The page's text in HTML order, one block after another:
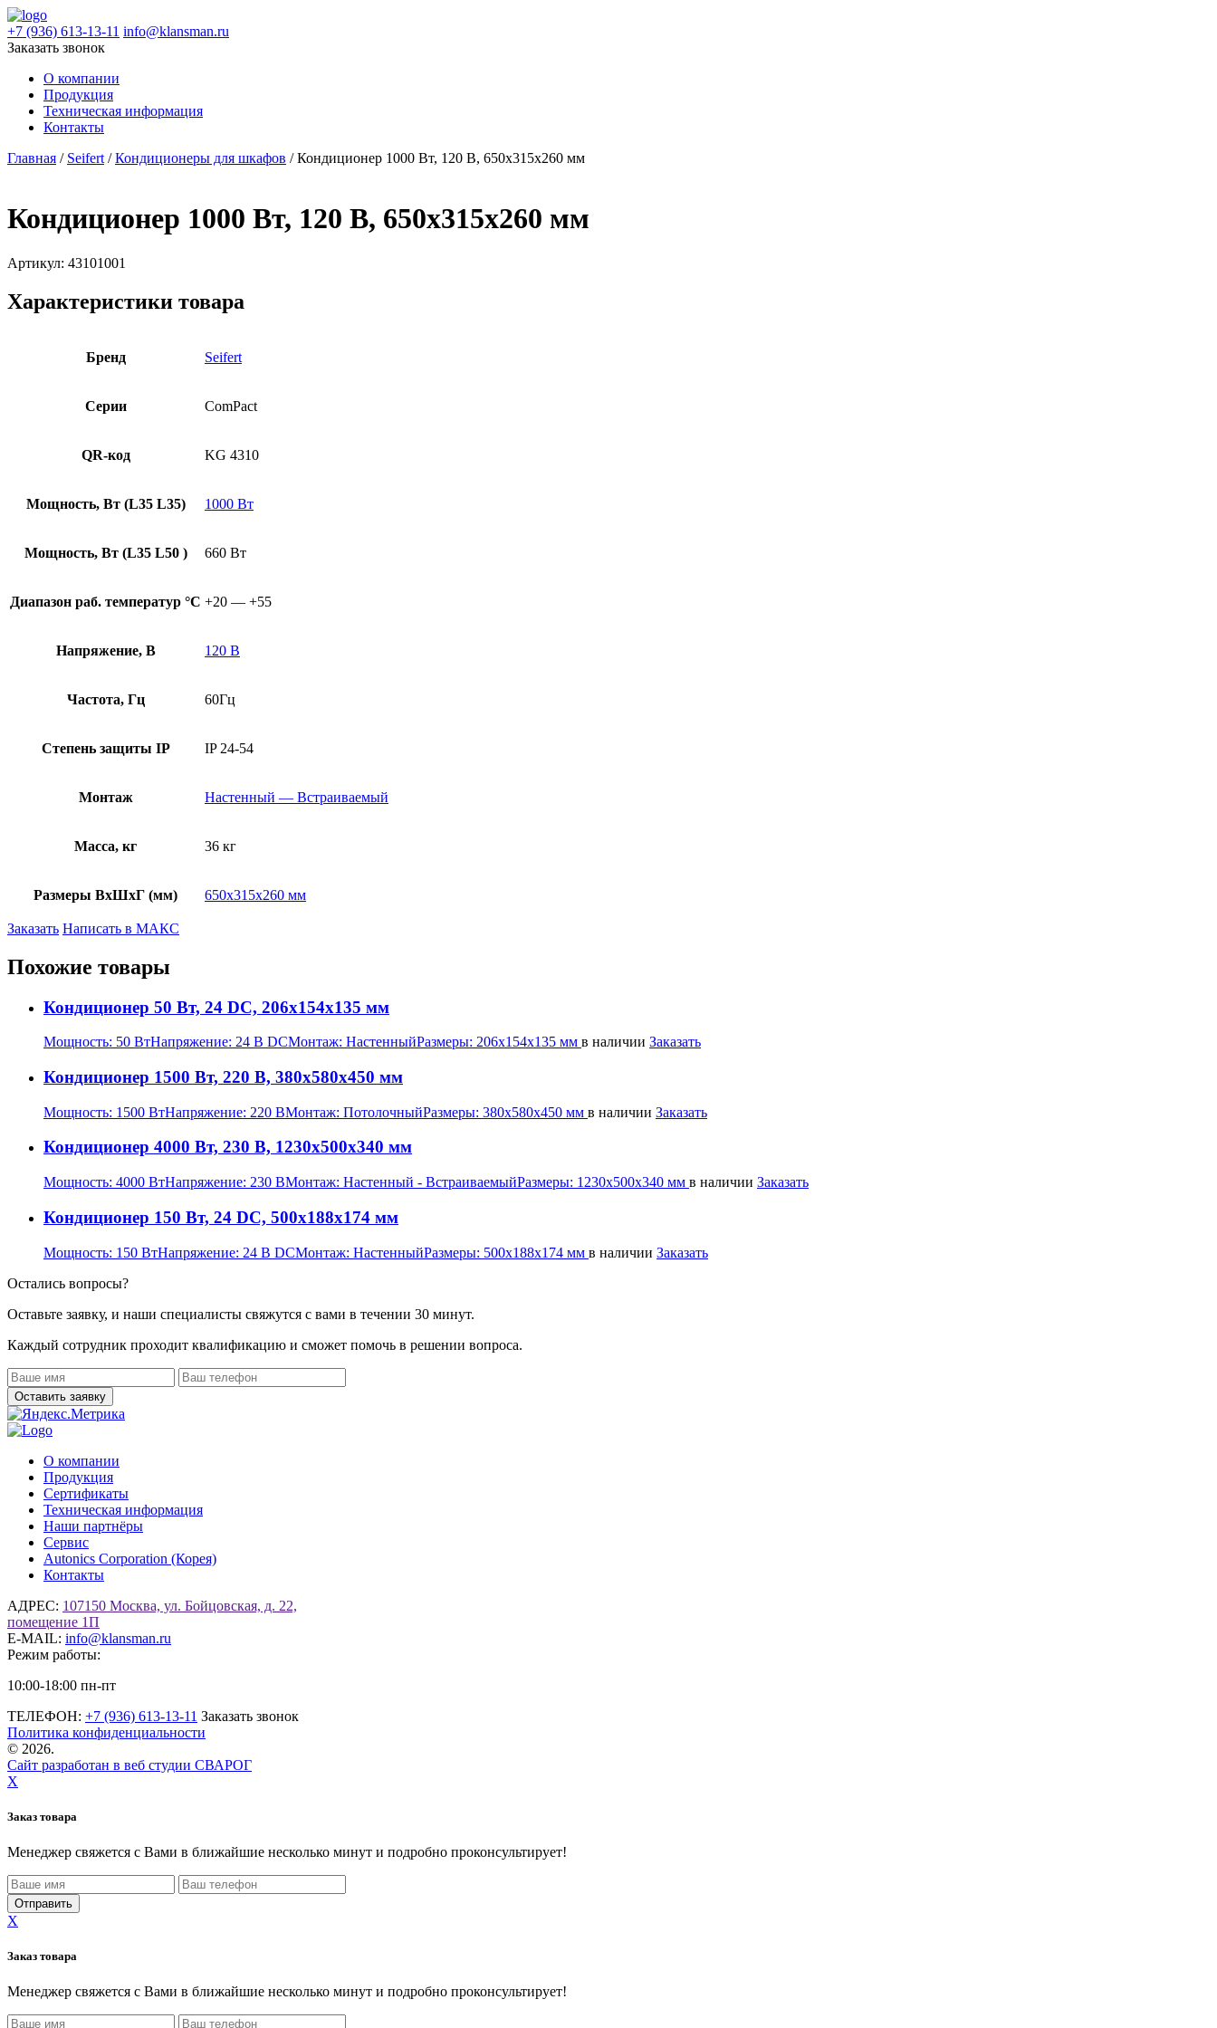
+7 (936) 613-13-11 info@klansman.ru
Заказать звонок
О компании
Продукция
Техническая информация
Контакты
Главная / Seifert /Кондиционеры для шкафов / Кондиционер 1000 Вт, 120 В, 650х315х260 мм
Кондиционер 1000 Вт, 120 В, 650х315х260 мм
Артикул: 43101001
Характеристики товара
Бренд Seifert
Серии ComPact
QR-код KG 4310
Мощность, Вт (L35 L35) 1000 Вт
Мощность, Вт (L35 L50 ) 660 Вт
Диапазон раб. температур °С +20 — +55
Напряжение, В 120 В
Частота, Гц 60Гц
Степень защиты IP IP 24-54
Монтаж Настенный — Встраиваемый
Масса, кг 36 кг
Размеры ВхШхГ (мм) 650х315х260 мм
Заказать Написать в МАКС
Похожие товары
Кондиционер 50 Вт, 24 DC, 206х154х135 мм
Мощность: 50 ВтНапряжение: 24 В DCМонтаж: НастенныйРазмеры: 206х154х135 мм в наличии Заказать
Кондиционер 1500 Вт, 220 В, 380х580х450 мм
Мощность: 1500 ВтНапряжение: 220 ВМонтаж: ПотолочныйРазмеры: 380х580х450 мм в наличии Заказать
Кондиционер 4000 Вт, 230 В, 1230х500х340 мм
Мощность: 4000 ВтНапряжение: 230 ВМонтаж: Настенный - ВстраиваемыйРазмеры: 1230х500х340 мм в наличии Заказать
Кондиционер 150 Вт, 24 DC, 500х188х174 мм
Мощность: 150 ВтНапряжение: 24 В DCМонтаж: НастенныйРазмеры: 500х188х174 мм в наличии Заказать
Остались вопросы?
Оставьте заявку, и наши специалисты свяжутся с вами в течении 30 минут.
Каждый сотрудник проходит квалификацию и сможет помочь в решении вопроса.
О компании
Продукция
Сертификаты
Техническая информация
Наши партнёры
Сервис
Autonics Corporation (Корея)
Контакты
АДРЕС: 107150 Москва, ул. Бойцовская, д. 22,
помещение 1П
E-MAIL: info@klansman.ru
Режим работы:
10:00-18:00 пн-пт
ТЕЛЕФОН: +7 (936) 613-13-11 Заказать звонок
Политика конфиденциальности
© 2026.
Сайт разработан в веб студии СВАРОГ
X
Заказ товара
Менеджер свяжется с Вами в ближайшие несколько минут и подробно проконсультирует!
X
Заказ товара
Менеджер свяжется с Вами в ближайшие несколько минут и подробно проконсультирует!